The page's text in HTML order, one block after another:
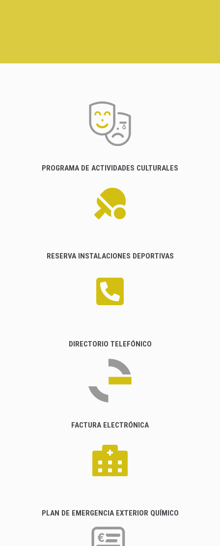
PROGRAMA DE ACTIVIDADES CULTURALES
RESERVA INSTALACIONES DEPORTIVAS
DIRECTORIO TELEFÓNICO
FACTURA ELECTRÓNICA
PLAN DE EMERGENCIA EXTERIOR QUÍMICO